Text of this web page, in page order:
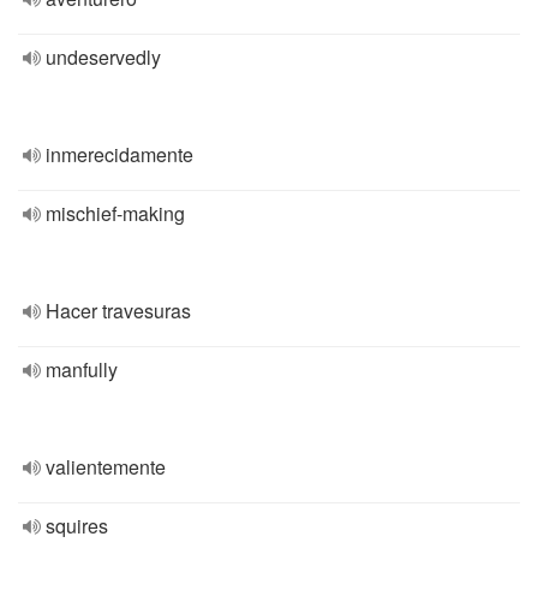
undeservedly
inmerecidamente
mischief-making
Hacer travesuras
manfully
valientemente
squires